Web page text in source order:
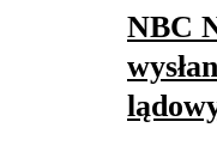
NBC